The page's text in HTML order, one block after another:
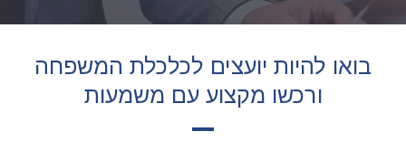
בואו להיות יועצים לכלכלת המשפחה
ורכשו מקצוע עם משמעות